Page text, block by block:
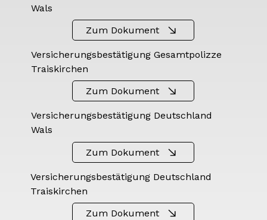
Wals
Zum Dokument
Versicherungsbestätigung Gesamtpolizze
Traiskirchen
Zum Dokument
Versicherungsbestätigung Deutschland
Wals
Zum Dokument
Versicherungsbestätigung Deutschland
Traiskirchen
Zum Dokument